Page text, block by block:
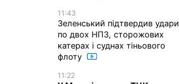
11:43
Зеленський підтвердив удари
по двох НПЗ, сторожових
катерах і суднах тіньового
флоту
11:22